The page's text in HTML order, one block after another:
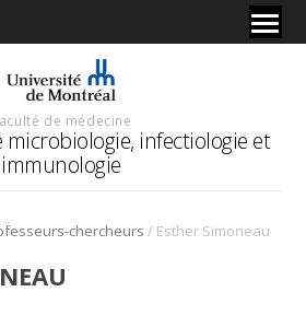
de médecine
infectiologie et
immunologie
chercheurs / Esther Simoneau